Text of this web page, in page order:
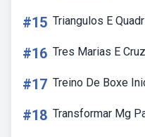
#15 Triangulos E
#16 Tres Marias E
#17 Treino De Boxe
#18 Transformar Mg